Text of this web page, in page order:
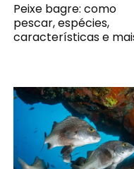
Peixe bagre: como
pescar, espécies,
características e